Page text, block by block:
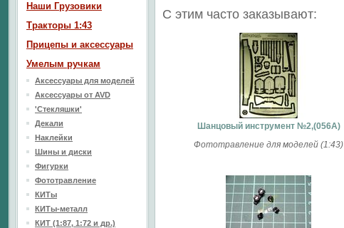
С этим часто заказывают:
Шанцовый инструмент №2,(056A)
Фототравление для моделей (1:43)
Наши Грузовики
Тракторы 1:43
Прицепы и аксессуары
Умелым ручкам
Аксессуары для моделей
Аксессуары от AVD
'Стекляшки'
Декали
Наклейки
Шины и диски
Фигурки
Фототравление
КИТы
КИТы-металл
КИТ (1:87, 1:72 и др.)